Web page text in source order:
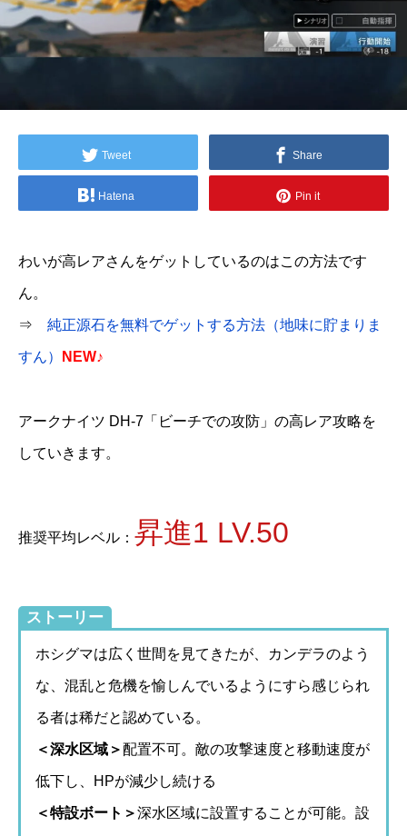
Tweet Share
Hatena Pin it
わいが高レアさんをゲットしているのはこの方法です
ん。
⇒ 純正源石を無料でゲットする方法（地味に貯まりま
すん） NEW♪
アークナイツ DH-7「ビーチでの攻防」の高レア攻略を
していきます。
推奨平均レベル： 昇進1 LV.50
ストーリー
ホシグマは広く世間を見てきたが、カンデラのよう
な、混乱と危機を愉しんでいるようにすら感じられ
る者は稀だと認めている。
＜深水区域＞配置不可。敵の攻撃速度と移動速度が
低下し、HPが減少し続ける
＜特設ボート＞深水区域に設置することが可能。設